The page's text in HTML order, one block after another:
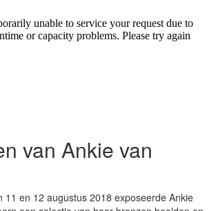
van Ankie van
11 en 12 augustus 2018 exposeerde Ankie